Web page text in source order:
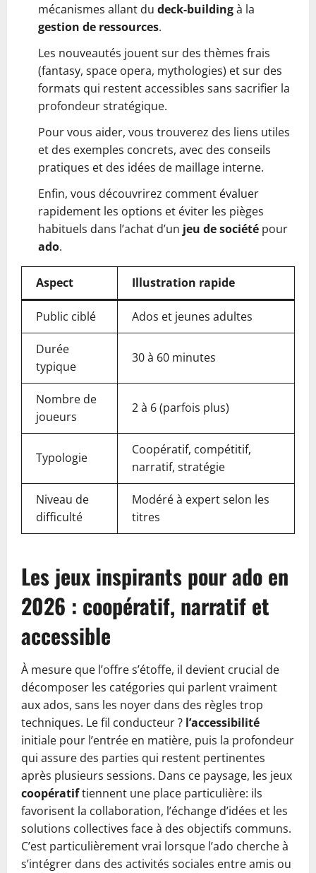
mécanismes allant du deck-buildingà la
gestion de ressources.
Les nouveautés jouent sur des thèmes frais
(fantasy, space opera, mythologies) et sur des
formats qui restent accessibles sans sacrifier la
profondeur stratégique.
Pour vous aider, vous trouverez des liens utiles
et des exemples concrets, avec des conseils
pratiques et des idées de maillage interne.
Enfin, vous découvrirez comment évaluer
rapidement les options et éviter les pièges
habituels dans l’achat d’un jeu de société pour
ado.
Aspect Illustration rapide
Public ciblé Ados et jeunes adultes
Durée
typique
30 à 60 minutes
Nombre de
joueurs
2 à 6 (parfois plus)
Typologie
Coopératif, compétitif,
narratif, stratégie
Niveau de
difficulté
Modéré à expert selon les
titres
Les jeux inspirants pour ado en
2026 : coopératif, narratif et
accessible
À mesure que l’offre s’étoffe, il devient crucial de
décomposer les catégories qui parlent vraiment
aux ados, sans les noyer dans des règles trop
techniques. Le fil conducteur ? l’accessibilité
initiale pour l’entrée en matière, puis la profondeur
qui assure des parties qui restent pertinentes
après plusieurs sessions. Dans ce paysage, les jeux
coopératiftiennent une place particulière: ils
favorisent la collaboration, l’échange d’idées et les
solutions collectives face à des objectifs communs.
C’est particulièrement vrai lorsque l’ado cherche à
s’intégrer dans des activités sociales entre amis ou